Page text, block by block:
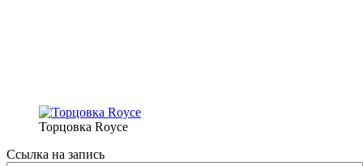
Торцовка Royce
Ссылка на запись